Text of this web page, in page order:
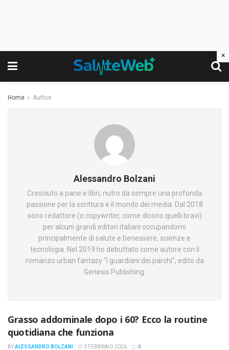
Home Author
Alessandro Bolzani
Cresciuto a pane e libri, nutro da sempre una profonda
passione per la scrittura e il mondo dei media. Dal 2018
sono redattore (o copywriter, come dicono quelli bravi)
per alcuni grandi editori italiani occupandomi
principalmente di salute e benessere, scienze e
tecnologia. Nel 2019 ho debuttato come autore con il
romanzo urban fantasy "I guardiani dei parchi", edito da
Genesis Publishing.
Grasso addominale dopo i 60? Ecco la routine
quotidiana che funziona
BYALESSANDRO BOLZANI 3 FEBBRAIO 2026 0
×